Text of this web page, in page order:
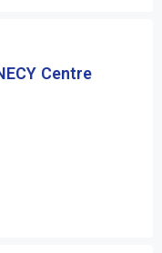
Centre